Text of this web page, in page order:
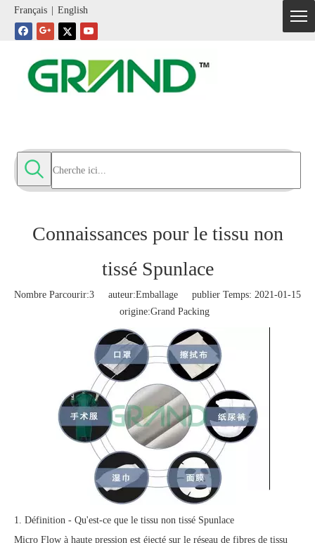
Français English
Connaissances pour le tissu non
tissé Spunlace
Nombre Parcourir:3 auteur:Emballage publier Temps: 2021-01-15
origine:Grand Packing
1. Définition - Qu'est-ce que le tissu non tissé Spunlace
Micro Flow à haute pression est éjecté sur le réseau de fibres de tissu